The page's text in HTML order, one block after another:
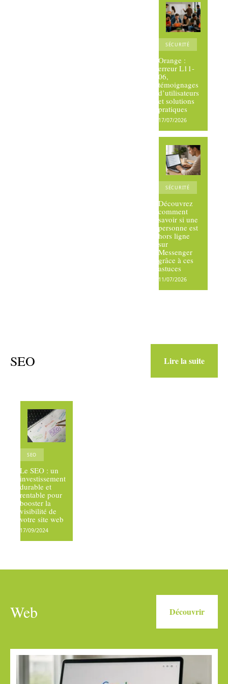
SÉCURITÉ
Orange :
erreur L11-
06,
témoignages
d’utilisateurs
et solutions
pratiques
17/07/2026
SÉCURITÉ
Découvrez
comment
savoir si une
personne est
hors ligne
sur
Messenger
grâce à ces
astuces
11/07/2026
SEO Lire la suite
SEO
Le SEO : un
investissement
durable et
rentable pour
booster la
visibilité de
votre site web
17/09/2024
Web Découvrir